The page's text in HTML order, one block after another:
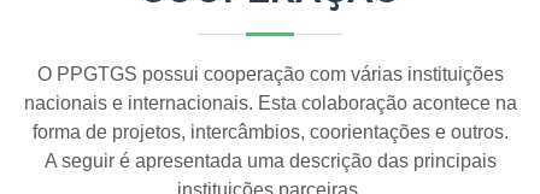
O PPGTGS possui cooperação com várias instituições
nacionais e internacionais. Esta colaboração acontece na
forma de projetos, intercâmbios, coorientações e outros.
A seguir é apresentada uma descrição das principais
instituições parceiras.